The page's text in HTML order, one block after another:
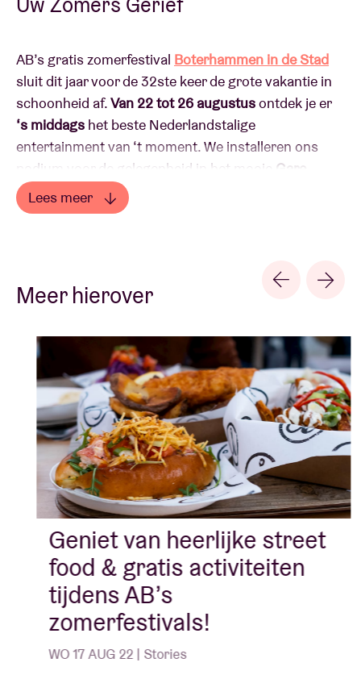
Zaalhuur
BRDCST
ABtv
Concertcheque
Contact
AB’s gratis zomerfestival Boterhammen in de Stad
sluit dit jaar voor de 32ste keer de grote vakantie in
schoonheid af.Van 22 tot 26 augustusontdek je er
‘s middags het beste Nederlandstalige
entertainment van ‘t moment. We installeren ons
podium voor de gelegenheid in het mooie Gare
Maritime
op de site Tour & Taxis (Picardstraat 7,
1000 Brussel).Hier
Boterhammen in de Stad krijgt dit jaar een extra
dimensie met de komst van het
Met de steun van deVlaamse Overheid,SABAM,
Radio 1,BRUZZenDe Standaard.
Lees meer
Meer hierover
Geniet van heerlijke street
food & gratis activiteiten
tijdens AB’s
zomerfestivals!
WO 17 AUG 22 | Stories